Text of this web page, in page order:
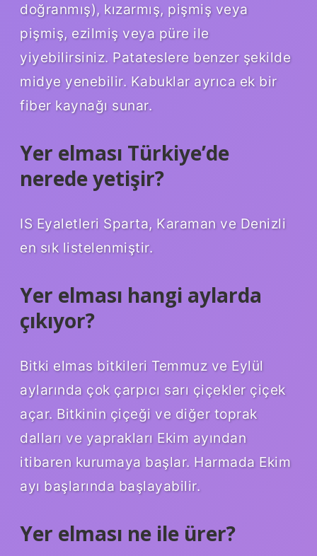
doğranmış), kızarmış, pişmiş veya
pişmiş, ezilmiş veya püre ile
yiyebilirsiniz. Patateslere benzer şekilde
midye yenebilir. Kabuklar ayrıca ek bir
fiber kaynağı sunar.
Yer elması Türkiye’de
nerede yetişir?
IS Eyaletleri Sparta, Karaman ve Denizli
en sık listelenmiştir.
Yer elması hangi aylarda
çıkıyor?
Bitki elmas bitkileri Temmuz ve Eylül
aylarında çok çarpıcı sarı çiçekler çiçek
açar. Bitkinin çiçeği ve diğer toprak
dalları ve yaprakları Ekim ayından
itibaren kurumaya başlar. Harmada Ekim
ayı başlarında başlayabilir.
Yer elması ne ile ürer?